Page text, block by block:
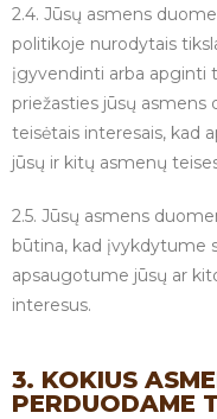
2.4. Jūsų asmens
politikoje nurodytais
įgyvendinti arba apginti
priežasties jūsų
teisėtais interesais, kad
jūsų ir kitų asmenų
2.5. Jūsų asmens
būtina, kad įvykdytume
apsaugotume jūsų ar
interesus.
3. KOKIUS
PERDUODAME